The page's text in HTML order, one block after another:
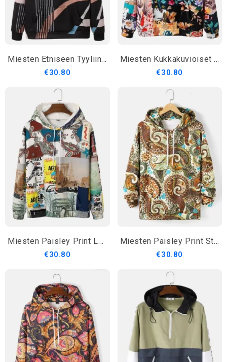
Miesten Etniseen Tyyliin Painettu Kangaroo Pocket Kiristysnyörillinen Huppari
€30.80
Miesten Kukkakuvioiset Colorblock-Pitkähihaiset Hupparit Taskulla
€30.80
Miesten Paisley Print Landscape Painting Pattern Kiristysnauhahupparit
€30.80
Miesten Paisley Print Street Kiristysnyörillinen Huppari Taskulla
€30.80